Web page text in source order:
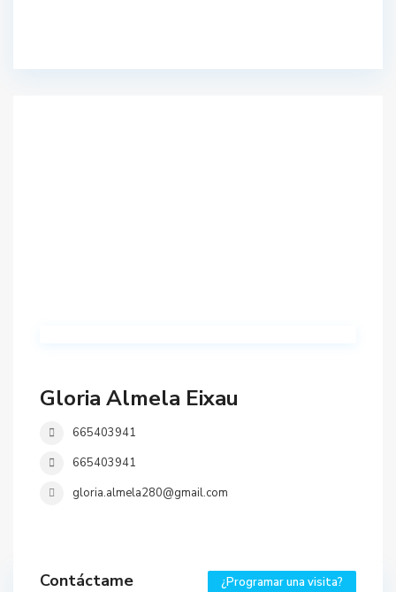
Gloria Almela Eixau
665403941
665403941
gloria.almela280@gmail.com
Contáctame ¿Programar una visita?